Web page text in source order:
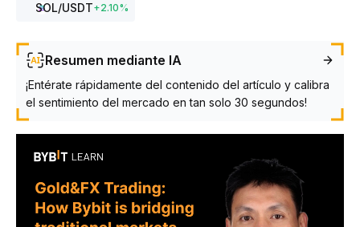
SOL/USDT+2.10%
Resumen mediante IA
¡Entérate rápidamente del contenido del artículo y calibra
el sentimiento del mercado en tan solo 30 segundos!